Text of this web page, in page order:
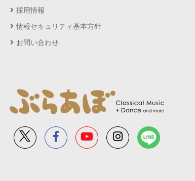
採用情報
情報セキュリティ基本方針
お問い合わせ